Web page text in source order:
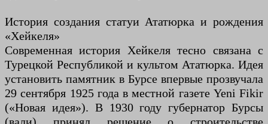
История создания статуи Ататюрка и рождения
«Хейкеля»
Современная история Хейкеля тесно связана с
Турецкой Республикой и культом Ататюрка. Идея
установить памятник в Бурсе впервые прозвучала
29 сентября 1925 года в местной газете Yeni Fikir
(«Новая идея»). В 1930 году губернатор Бурсы